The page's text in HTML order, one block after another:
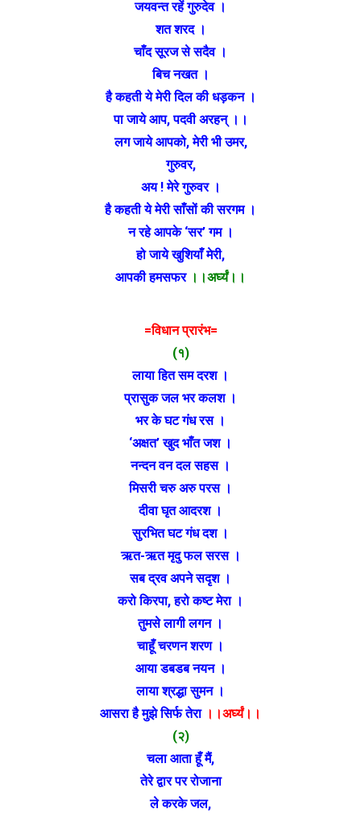
जयवन्त रहें गुरुदेव ।
शत शरद ।
चाँद सूरज से सदैव ।
बिच नखत ।
है कहती ये मेरी दिल की धड़कन ।
पा जाये आप, पदवी अरहन् ।।
लग जाये आपको, मेरी भी उमर,
गुरुवर,
अय ! मेरे गुरुवर ।
है कहती ये मेरी साँसों की सरगम ।
न रहे आपके ‘सर’ गम ।
हो जाये खुशियाँ मेरी,
आपकी हमसफर ।।अर्घ्यं।।
=विधान प्रारंभ=
(१)
लाया हित सम दरश ।
प्रासुक जल भर कलश ।
भर के घट गंध रस ।
‘अक्षत’ खुद भाँत जश ।
नन्दन वन दल सहस ।
मिसरी चरु अरु परस ।
दीवा घृत आदरश ।
सुरभित घट गंध दश ।
ऋत-ऋत मृदु फल सरस ।
सब द्रव अपने सदृश ।
करो किरपा, हरो कष्ट मेरा ।
तुमसे लागी लगन ।
चाहूँ चरणन शरण ।
आया डबडब नयन ।
लाया श्रद्धा सुमन ।
आसरा है मुझे सिर्फ तेरा।।अर्घ्यं।।
(२)
चला आता हूँ मैं,
तेरे द्वार पर रोजाना
ले करके जल,